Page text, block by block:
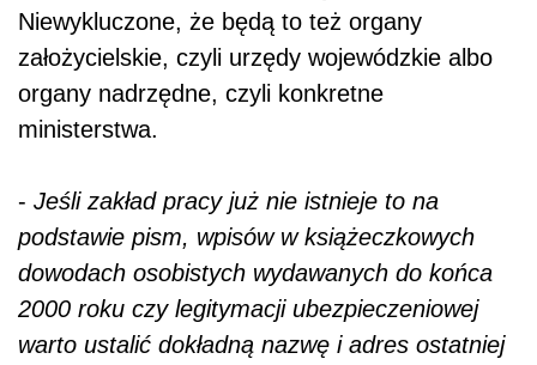
Niewykluczone, że będą to też organy
założycielskie, czyli urzędy wojewódzkie albo
organy nadrzędne, czyli konkretne
ministerstwa.
- Jeśli zakład pracy już nie istnieje to na
podstawie pism, wpisów w książeczkowych
dowodach osobistych wydawanych do końca
2000 roku czy legitymacji ubezpieczeniowej
warto ustalić dokładną nazwę i adres ostatniej